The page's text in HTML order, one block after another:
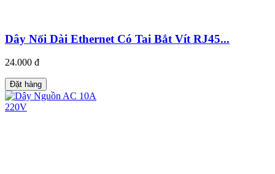
Dây Nối Dài Ethernet Có Tai Bắt Vít RJ45...
24.000 đ
Đặt hàng